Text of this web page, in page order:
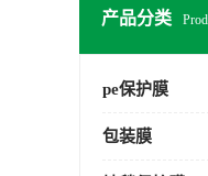
产品分类
pe保护膜
包装膜